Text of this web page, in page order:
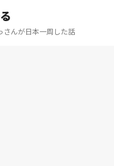
さんが日本一周した話